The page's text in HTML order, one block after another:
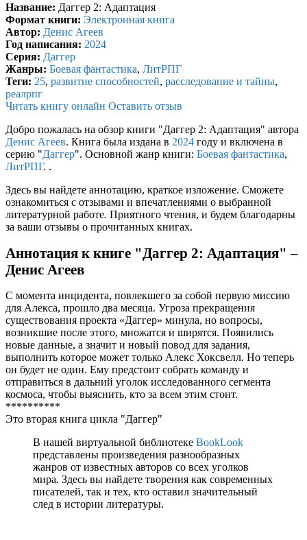
Название: Даггер 2: Адаптация
Формат книги: Электронная книга
Автор: Денис Агеев
Год написания: 2024
Серия: Даггер
Жанры: Боевая фантастика, ЛитРПГ
Теги: 25, развитие способностей, расследование и тайны,
реалрпг
Читать книгу онлайн Оставить отзыв
Добро пожалась на обзор книги "Даггер 2: Адаптация" автора
Денис Агеев. Книга была издана в 2024 году и включена в
серию "Даггер". Основной жанр книги: Боевая фантастика,
ЛитРПГ. .
Здесь вы найдете аннотацию, краткое изложение. Сможете
ознакомиться с отзывами и впечатлениями о выбранной
литературной работе. Приятного чтения, и будем благодарны
за ваши отзывы о прочитанных книгах.
Аннотация к книге "Даггер 2: Адаптация" –
Денис Агеев
С момента инцидента, повлекшего за собой первую миссию
для Алекса, прошло два месяца. Угроза прекращения
существования проекта «Даггер» минула, но вопросы,
возникшие после этого, множатся и ширятся. Появились
новые данные, а значит и новый повод для задания,
выполнить которое может только Алекс Хоксвелл. Но теперь
он будет не один. Ему предстоит собрать команду и
отправиться в дальний уголок исследованного сегмента
космоса, чтобы выяснить, кто за всем этим стоит.
**********
Это вторая книга цикла "Даггер"
В нашей виртуальной библиотеке BookLook
представлены произведения разнообразных
жанров от известных авторов со всех уголков
мира. Здесь вы найдете творения как современных
писателей, так и тех, кто оставил значительный
след в истории литературы.